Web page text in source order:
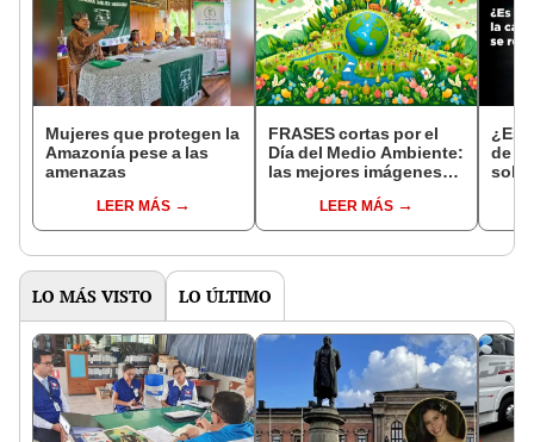
Mujeres que protegen la
Amazonía pese a las
amenazas
LEER MÁS
FRASES cortas por el
Día del Medio Ambiente:
las mejores imágenes
LEER MÁS
¿Es
de
LO MÁS VISTO LO ÚLTIMO